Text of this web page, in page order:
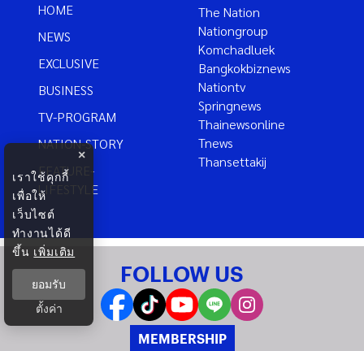
HOME
NEWS
EXCLUSIVE
BUSINESS
TV-PROGRAM
NATION-STORY
FEATURE-
LIFESTYLE
The Nation
Nationgroup
Komchadluek
Bangkokbiznews
Nationtv
Springnews
Thainewsonline
Tnews
Thansettakij
FOLLOW US
MEMBERSHIP
×
เราใช้คุกกี้
เพื่อให้
เว็บไซต์
ทำงานได้ดี
ขึ้น เพิ่มเติม
ยอมรับ
ตั้งค่า